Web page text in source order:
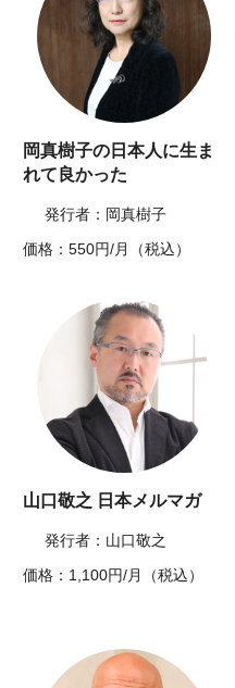
岡真樹子の日本人に生ま
れて良かった
発行者：岡真樹子
価格：550円/月（税込）
山口敬之 日本メルマガ
発行者：山口敬之
価格：1,100円/月（税込）